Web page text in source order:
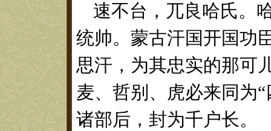
速不台 ， 兀良哈氏。
统帅。蒙古汗国开国功
思汗，为其忠实的那可
麦、哲别、虎必来同为
诸部后，封为千户长。